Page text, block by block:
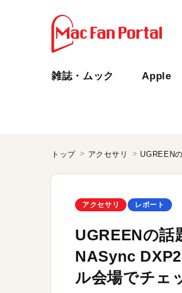
雑誌・ムック Apple
トップ アクセサリ
アクセサリ レポート
UGREENの話
NASync
ル会場でチェ